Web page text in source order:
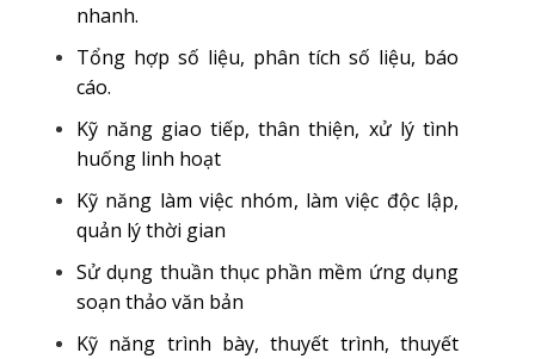
nhanh.
Tổng hợp số liệu, phân tích số liệu, báo
cáo.
Kỹ năng giao tiếp, thân thiện, xử lý tình
huống linh hoạt
Kỹ năng làm việc nhóm, làm việc độc lập,
quản lý thời gian
Sử dụng thuần thục phần mềm ứng dụng
soạn thảo văn bản
Kỹ năng trình bày, thuyết trình, thuyết